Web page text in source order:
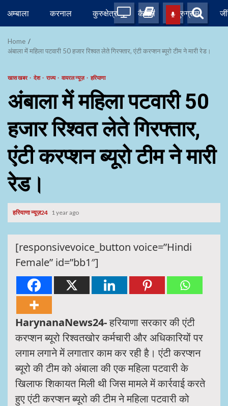
content
अम्बाला करनाल कुरुक्षेत्र कैथल गुरुग्राम
Home
अंबाला में महिला पटवारी 50 हजार रिश्वत लेते गिरफ्तार, एंटी करप्शन ब्यूरो टीम ने मारी रेड।
खास खबर देश राज्य वायरल न्यूज़ हरियाणा
अंबाला में महिला पटवारी 50
हजार रिश्वत लेते गिरफ्तार,
एंटी करप्शन ब्यूरो टीम ने मारी
रेड।
हरियाणा न्यूज़24 1 year ago
[responsivevoice_button voice=”Hindi
Female” id=”bb1″]
HarynanaNews24-हरियाणा सरकार की एंटी
करप्शन ब्यूरो रिश्वतखोर कर्मचारी और अधिकारियों पर
लगाम लगाने में लगातार काम कर रही है। एंटी करप्शन
ब्यूरो की टीम को अंबाला की एक महिला पटवारी के
खिलाफ शिकायत मिली थी जिस मामले में कार्रवाई करते
हुए एंटी करप्शन ब्यूरो की टीम ने महिला पटवारी को